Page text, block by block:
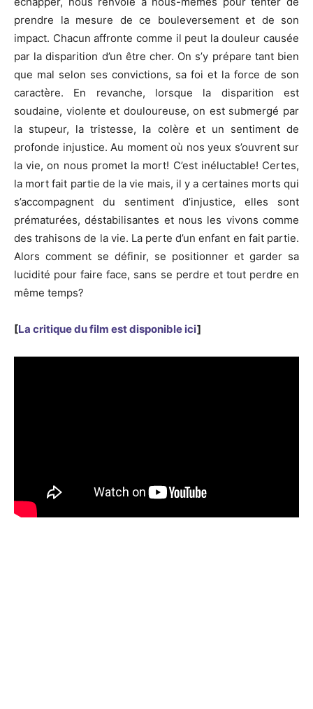
prendre la mesure de ce bouleversement et de son
impact. Chacun affronte comme il peut la douleur causée
par la disparition d’un être cher. On s’y prépare tant bien
que mal selon ses convictions, sa foi et la force de son
caractère. En revanche, lorsque la disparition est
soudaine, violente et douloureuse, on est submergé par
la stupeur, la tristesse, la colère et un sentiment de
profonde injustice. Au moment où nos yeux s’ouvrent sur
la vie, on nous promet la mort! C’est inéluctable! Certes,
la mort fait partie de la vie mais, il y a certaines morts qui
s’accompagnent du sentiment d’injustice, elles sont
prématurées, déstabilisantes et nous les vivons comme
des trahisons de la vie. La perte d’un enfant en fait partie.
Alors comment se définir, se positionner et garder sa
lucidité pour faire face, sans se perdre et tout perdre en
même temps?
[La critique du film est disponible ici]